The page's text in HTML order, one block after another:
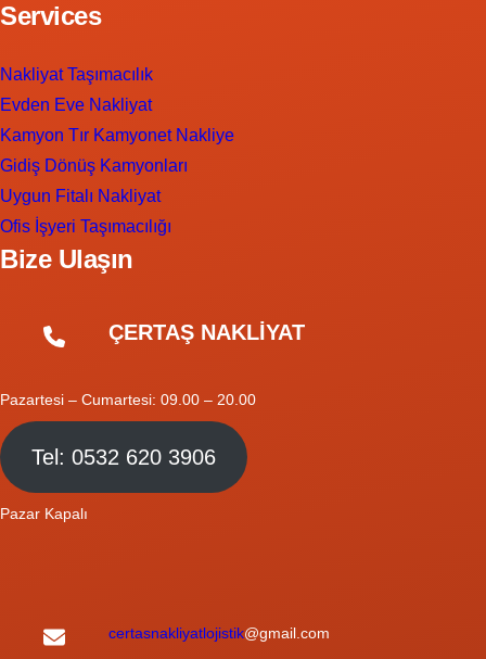
Services
Nakliyat Taşımacılık
Evden Eve Nakliyat
Kamyon Tır Kamyonet Nakliye
Gidiş Dönüş Kamyonları
Uygun Fitalı Nakliyat
Ofis İşyeri Taşımacılığı
Bize Ulaşın
ÇERTAŞ NAKLİYAT
Pazartesi – Cumartesi: 09.00 – 20.00
Tel: 0532 620 3906
Pazar Kapalı
certasnakliyatlojistik@gmail.com